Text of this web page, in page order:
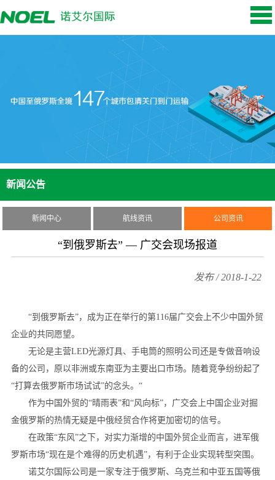
新闻公告
新闻中心 航线资讯 公司资讯
“到俄罗斯去” — 广交会现场报道
发布 / 2018-1-22
“到俄罗斯去”，成为正在举行的第116届广交会上不少中国外贸
企业的共同愿望。
无论是主营LED光源灯具、手电筒的照明公司还是专做音响设
备的公司，原以非洲或东南亚为主要出口市场。随着竞争纷纷起了
“打算去俄罗斯市场试试”的念头。“
作为中国外贸的“晴雨表”和“风向标”，广交会上中国企业对掘
金俄罗斯的热情无疑是中俄经贸合作将更加密切的信号。
在政策“东风”之下，对实力渐增的中国外贸企业而言，进军俄
罗斯市场“现在是个难得的历史机遇”，有利于企业实现转型突围。
诺艾尔国际公司是一家专注于俄罗斯、乌克兰和中亚五国等俄